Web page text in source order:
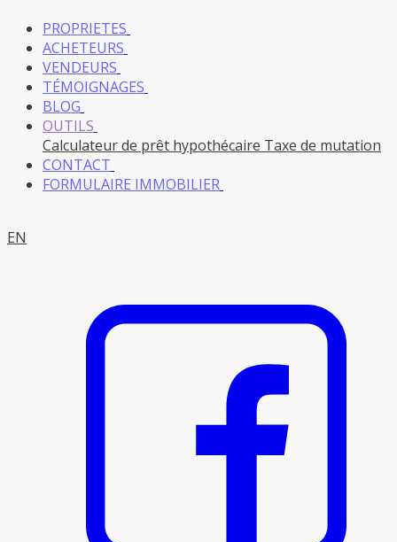
PROPRIETES
ACHETEURS
VENDEURS
TÉMOIGNAGES
BLOG
OUTILS
Calculateur de prêt hypothécaire Taxe de mutation
CONTACT
FORMULAIRE IMMOBILIER
EN